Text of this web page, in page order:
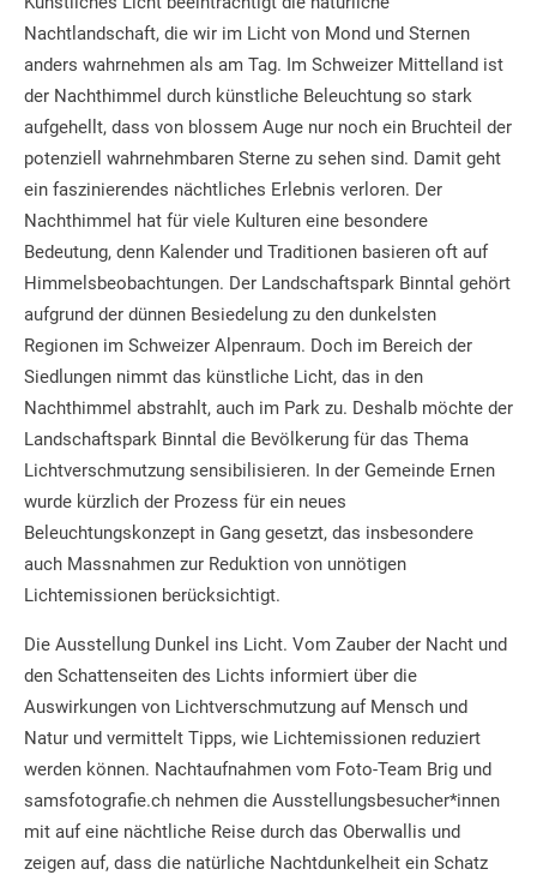
Nachtlandschaft, die wir im Licht von Mond und Sternen
anders wahrnehmen als am Tag. Im Schweizer Mittelland ist
der Nachthimmel durch künstliche Beleuchtung so stark
aufgehellt, dass von blossem Auge nur noch ein Bruchteil der
potenziell wahrnehmbaren Sterne zu sehen sind. Damit geht
ein faszinierendes nächtliches Erlebnis verloren. Der
Nachthimmel hat für viele Kulturen eine besondere
Bedeutung, denn Kalender und Traditionen basieren oft auf
Himmelsbeobachtungen. Der Landschaftspark Binntal gehört
aufgrund der dünnen Besiedelung zu den dunkelsten
Regionen im Schweizer Alpenraum. Doch im Bereich der
Siedlungen nimmt das künstliche Licht, das in den
Nachthimmel abstrahlt, auch im Park zu. Deshalb möchte der
Landschaftspark Binntal die Bevölkerung für das Thema
Lichtverschmutzung sensibilisieren. In der Gemeinde Ernen
wurde kürzlich der Prozess für ein neues
Beleuchtungskonzept in Gang gesetzt, das insbesondere
auch Massnahmen zur Reduktion von unnötigen
Lichtemissionen berücksichtigt.
Die Ausstellung Dunkel ins Licht. Vom Zauber der Nacht und
den Schattenseiten des Lichts informiert über die
Auswirkungen von Lichtverschmutzung auf Mensch und
Natur und vermittelt Tipps, wie Lichtemissionen reduziert
werden können. Nachtaufnahmen vom Foto-Team Brig und
samsfotografie.ch nehmen die Ausstellungsbesucher*innen
mit auf eine nächtliche Reise durch das Oberwallis und
zeigen auf, dass die natürliche Nachtdunkelheit ein Schatz